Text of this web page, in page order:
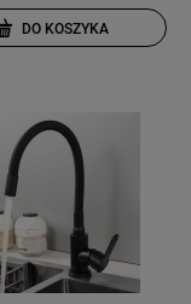
DO KOSZYKA